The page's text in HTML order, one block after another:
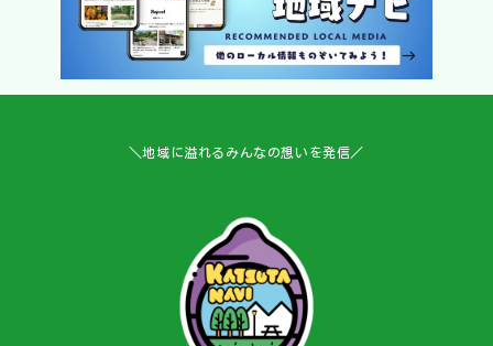
＼地域に溢れるみんなの想いを発信／